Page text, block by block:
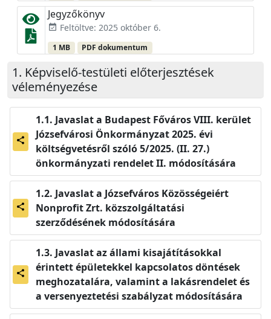
Jegyzőkönyv
event_available Feltöltve: 2025 október 6.
1 MB PDF dokumentum
Képviselő-testületi előterjesztések
véleményezése
share
Javaslat a Budapest Főváros VIII. kerület
Józsefvárosi Önkormányzat 2025. évi
költségvetésről szóló 5/2025. (II. 27.)
önkormányzati rendelet II. módosítására
share
Javaslat a Józsefváros Közösségeiért
Nonprofit Zrt. közszolgáltatási
szerződésének módosítására
share
Javaslat az állami kisajátításokkal
érintett épületekkel kapcsolatos döntések
meghozatalára, valamint a lakásrendelet és
a versenyeztetési szabályzat módosítására